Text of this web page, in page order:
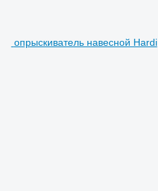
опрыскиватель навесной Hardi